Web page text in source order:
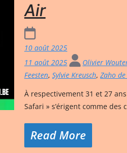
Air
10 août 2025
11 août 2025
Olivier
Feesten, Sylvie Kreusch, Zaho
À respectivement 31 et 27
Safari » s’érigent comme des
Read More